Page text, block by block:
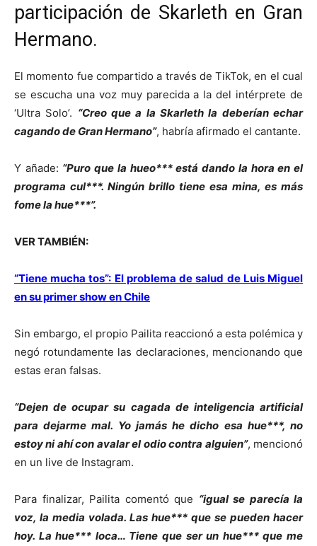
participación de Skarleth en Gran
Hermano.
El momento fue compartido a través de TikTok, en el cual
se escucha una voz muy parecida a la del intérprete de
‘Ultra Solo’. “Creo que a la Skarleth la deberían echar
cagando de Gran Hermano”, habría afirmado el cantante.
Y añade: “Puro que la hueo*** está dando la hora en el
programa cul***. Ningún brillo tiene esa mina, es más
fome la hue***”.
VER TAMBIÉN:
“Tiene mucha tos”: El problema de salud de Luis Miguel
en su primer show en Chile
Sin embargo, el propio Pailita reaccionó a esta polémica y
negó rotundamente las declaraciones, mencionando que
estas eran falsas.
“Dejen de ocupar su cagada de inteligencia artificial
para dejarme mal. Yo jamás he dicho esa hue***, no
estoy ni ahí con avalar el odio contra alguien”, mencionó
en un live de Instagram.
Para finalizar, Pailita comentó que “igual se parecía la
voz, la media volada. Las hue*** que se pueden hacer
hoy. La hue*** loca… Tiene que ser un hue*** que me